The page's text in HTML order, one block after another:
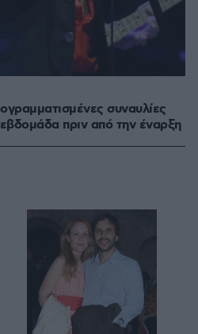
συναυλίες
πριν από την έναρξη